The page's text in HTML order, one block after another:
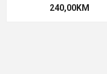
240,00KM